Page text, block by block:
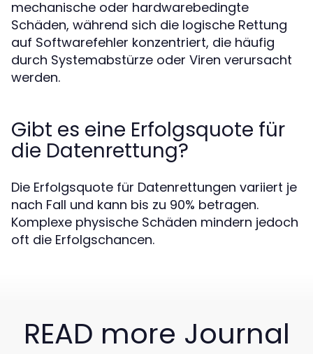
mechanische oder hardwarebedingte
Schäden, während sich die logische Rettung
auf Softwarefehler konzentriert, die häufig
durch Systemabstürze oder Viren verursacht
werden.
Gibt es eine Erfolgsquote für
die Datenrettung?
Die Erfolgsquote für Datenrettungen variiert je
nach Fall und kann bis zu 90% betragen.
Komplexe physische Schäden mindern jedoch
oft die Erfolgschancen.
READ more Journal